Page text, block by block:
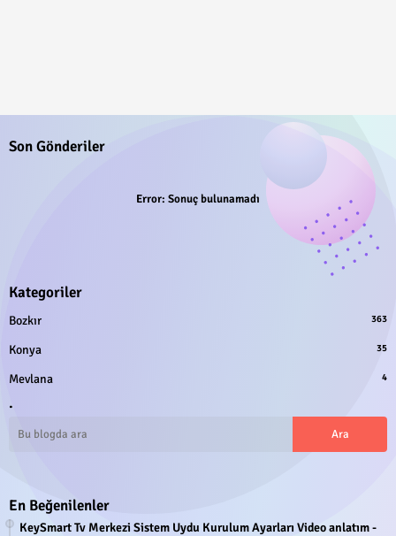
Son Gönderiler
Error: Sonuç bulunamadı
Kategoriler
Bozkır 363
Konya 35
Mevlana 4
.
En Beğenilenler
KeySmart Tv Merkezi Sistem Uydu Kurulum Ayarları Video anlatım -